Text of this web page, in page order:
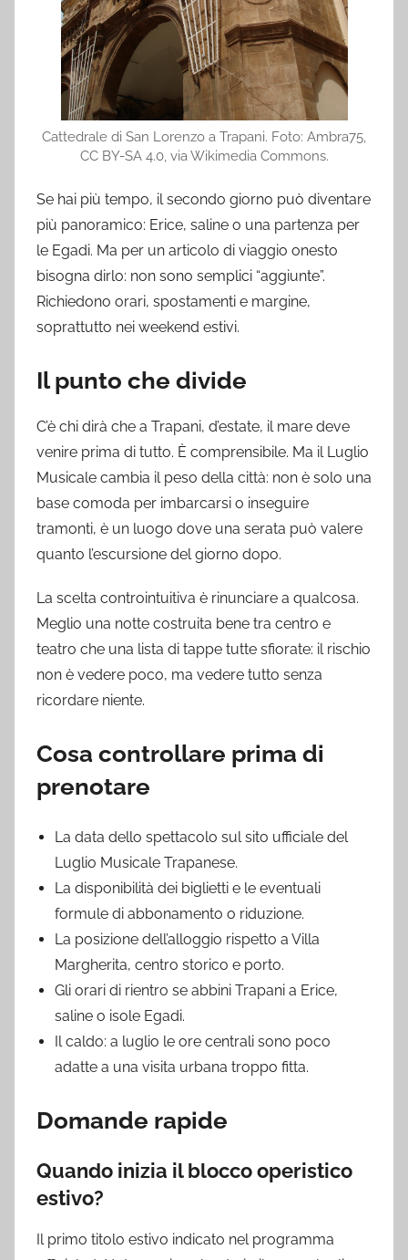
Cattedrale di San Lorenzo a Trapani. Foto: Ambra75,
CC BY-SA 4.0, via Wikimedia Commons.
Se hai più tempo, il secondo giorno può diventare
più panoramico: Erice, saline o una partenza per
le Egadi. Ma per un articolo di viaggio onesto
bisogna dirlo: non sono semplici “aggiunte”.
Richiedono orari, spostamenti e margine,
soprattutto nei weekend estivi.
Il punto che divide
C’è chi dirà che a Trapani, d’estate, il mare deve
venire prima di tutto. È comprensibile. Ma il Luglio
Musicale cambia il peso della città: non è solo una
base comoda per imbarcarsi o inseguire
tramonti, è un luogo dove una serata può valere
quanto l’escursione del giorno dopo.
La scelta controintuitiva è rinunciare a qualcosa.
Meglio una notte costruita bene tra centro e
teatro che una lista di tappe tutte sfiorate: il rischio
non è vedere poco, ma vedere tutto senza
ricordare niente.
Cosa controllare prima di
prenotare
La data dello spettacolo sul sito ufficiale del
Luglio Musicale Trapanese.
La disponibilità dei biglietti e le eventuali
formule di abbonamento o riduzione.
La posizione dell’alloggio rispetto a Villa
Margherita, centro storico e porto.
Gli orari di rientro se abbini Trapani a Erice,
saline o isole Egadi.
Il caldo: a luglio le ore centrali sono poco
adatte a una visita urbana troppo fitta.
Domande rapide
Quando inizia il blocco operistico
estivo?
Il primo titolo estivo indicato nel programma